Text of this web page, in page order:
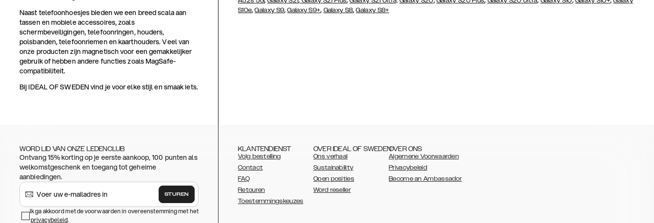
Naast telefoonhoesjes bieden we een breed scala aan
tassen en mobiele accessoires, zoals
schermbeveiligingen, telefoonringen, houders,
polsbanden, telefoonriemen en kaarthouders. Veel van
onze producten zijn magnetisch voor een gemakkelijker
gebruik of hebben andere functies zoals MagSafe-
compatibiliteit.
Bij IDEAL OF SWEDEN vind je voor elke stijl en smaak iets.
S10e,Galaxy S9,Galaxy S9+, Galaxy S8,Galaxy S8+
WORD LID VAN ONZE LEDENCLUB
Ontvang 15% korting op je eerste aankoop, 100 punten als
welkomstgeschenk en toegang tot geheime
aanbiedingen.
STUREN
Ik ga akkoord met de voorwaarden in overeenstemming met het
privacybeleid.
KLANTENDIENST
Volg bestelling
Contact
FAQ
Retouren
Toestemmingskeuzes
OVER IDEAL OF SWEDEN
Ons verhaal
Sustainability
Open posities
Word reseller
OVER ONS
Algemene Voorwaarden
Privacybeleid
Become an Ambassador
AUSTRALIA